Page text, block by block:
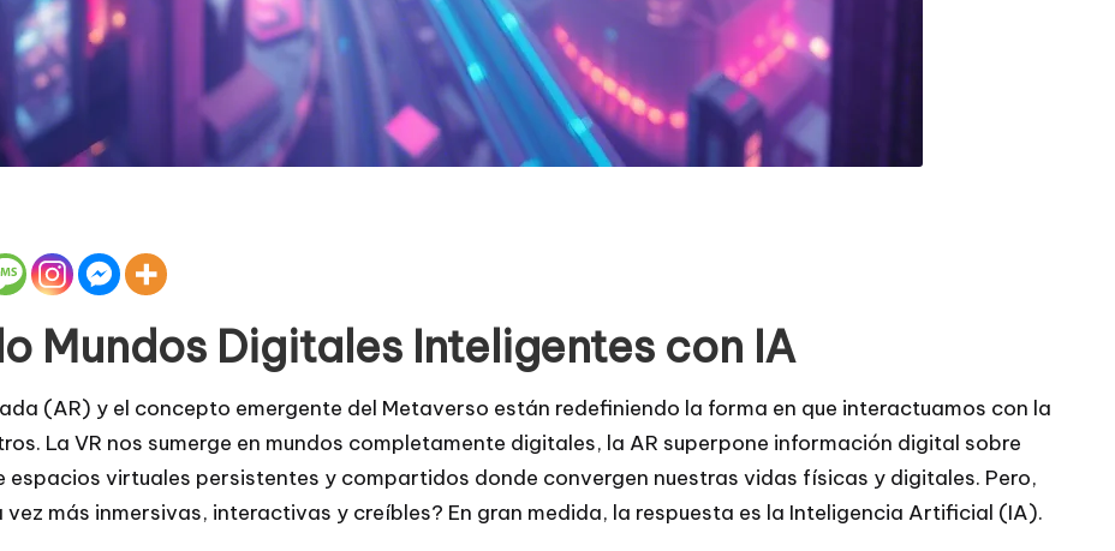
Mundos Digitales Inteligentes con IA
(AR) y el concepto emergente del Metaverso están redefiniendo la forma en que interactuamos con la
La VR nos sumerge en mundos completamente digitales, la AR superpone información digital sobre
virtuales persistentes y compartidos donde convergen nuestras vidas físicas y digitales. Pero,
más inmersivas, interactivas y creíbles? En gran medida, la respuesta es la Inteligencia Artificial (IA).